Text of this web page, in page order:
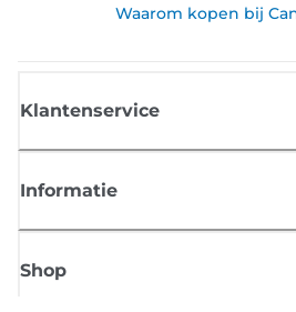
Waarom kopen bij
Klantenservice
Informatie
Shop